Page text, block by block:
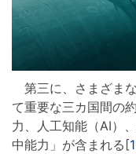
第三に、さまざま
て重要な三カ国間の
力、人工知能（AI）
中能力」が含まれる[